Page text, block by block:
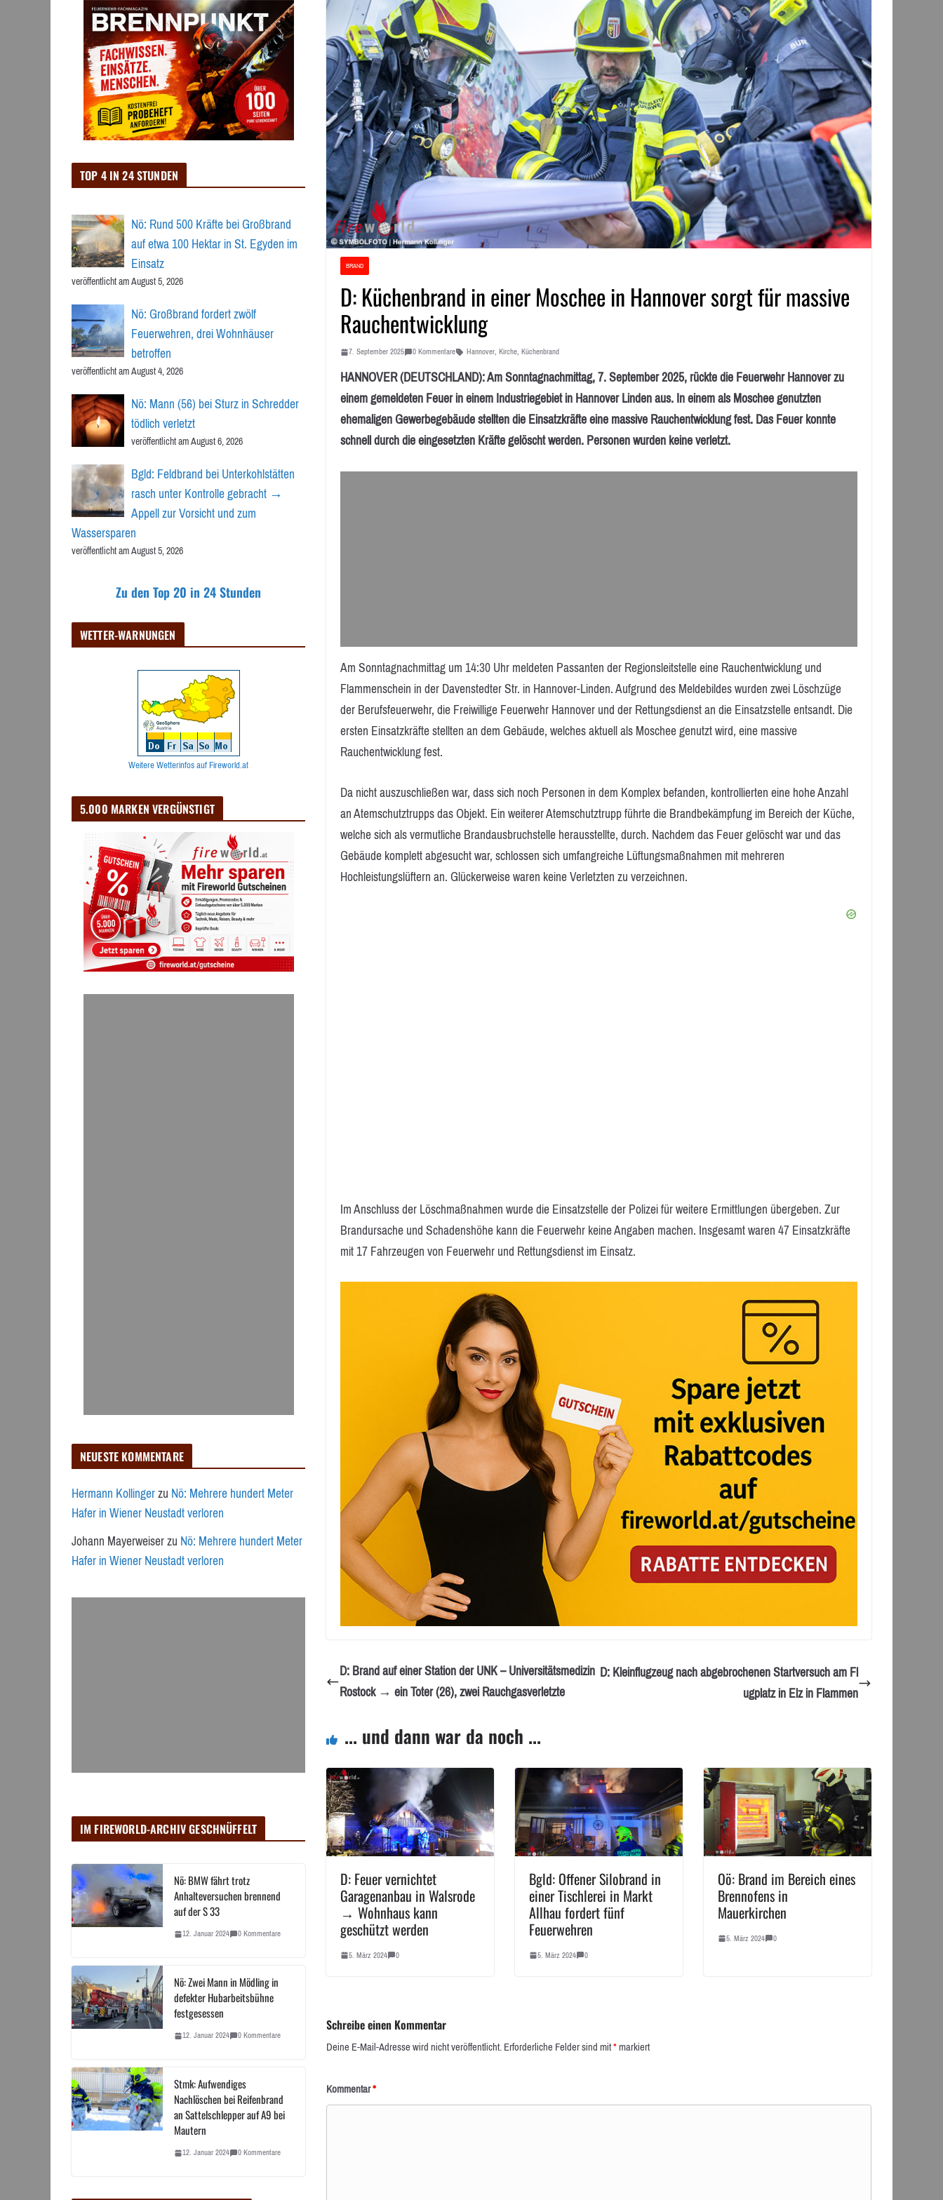
BRAND
D: Küchenbrand in einer Moschee in Hannover sorgt für massive
Rauchentwicklung
7. September 2025 0 Kommentare Hannover, Kirche, Küchenbrand
HANNOVER (DEUTSCHLAND): Am Sonntagnachmittag, 7. September 2025, rückte die Feuerwehr Hannover zu
einem gemeldeten Feuer in einem Industriegebiet in Hannover Linden aus. In einem als Moschee genutzten
ehemaligen Gewerbegebäude stellten die Einsatzkräfte eine massive Rauchentwicklung fest. Das Feuer konnte
schnell durch die eingesetzten Kräfte gelöscht werden. Personen wurden keine verletzt.
Am Sonntagnachmittag um 14:30 Uhr meldeten Passanten der Regionsleitstelle eine Rauchentwicklung und
Flammenschein in der Davenstedter Str. in Hannover-Linden. Aufgrund des Meldebildes wurden zwei Löschzüge
der Berufsfeuerwehr, die Freiwillige Feuerwehr Hannover und der Rettungsdienst an die Einsatzstelle entsandt. Die
ersten Einsatzkräfte stellten an dem Gebäude, welches aktuell als Moschee genutzt wird, eine massive
Rauchentwicklung fest.
Da nicht auszuschließen war, dass sich noch Personen in dem Komplex befanden, kontrollierten eine hohe Anzahl
an Atemschutztrupps das Objekt. Ein weiterer Atemschutztrupp führte die Brandbekämpfung im Bereich der Küche,
welche sich als vermutliche Brandausbruchstelle herausstellte, durch. Nachdem das Feuer gelöscht war und das
Gebäude komplett abgesucht war, schlossen sich umfangreiche Lüftungsmaßnahmen mit mehreren
Hochleistungslüftern an. Glückerweise waren keine Verletzten zu verzeichnen.
Im Anschluss der Löschmaßnahmen wurde die Einsatzstelle der Polizei für weitere Ermittlungen übergeben. Zur
Brandursache und Schadenshöhe kann die Feuerwehr keine Angaben machen. Insgesamt waren 47 Einsatzkräfte
mit 17 Fahrzeugen von Feuerwehr und Rettungsdienst im Einsatz.
D: Brand auf einer Station der UNK – Universitätsmedizin
Rostock → ein Toter (26), zwei Rauchgasverletzte
D: Kleinflugzeug nach abgebrochenen Startversuch am Fl
ugplatz in Elz in Flammen
... und dann war da noch ...
D: Feuer vernichtet
Garagenanbau in Walsrode
→ Wohnhaus kann
geschützt werden
5. März 2024 0
Bgld: Offener Silobrand in
einer Tischlerei in Markt
Allhau fordert fünf
Feuerwehren
5. März 2024 0
Oö: Brand im Bereich eines
Brennofens in
Mauerkirchen
5. März 2024 0
Schreibe einen Kommentar
Deine E-Mail-Adresse wird nicht veröffentlicht.Erforderliche Felder sind mit*markiert
Kommentar*
TOP 4 IN 24 STUNDEN
Nö: Rund 500 Kräfte bei Großbrand
auf etwa 100 Hektar in St. Egyden im
Einsatz
veröffentlicht am August 5, 2026
Nö: Großbrand fordert zwölf
Feuerwehren, drei Wohnhäuser
betroffen
veröffentlicht am August 4, 2026
Nö: Mann (56) bei Sturz in Schredder
tödlich verletzt
veröffentlicht am August 6, 2026
Bgld: Feldbrand bei Unterkohlstätten
rasch unter Kontrolle gebracht →
Appell zur Vorsicht und zum
Wassersparen
veröffentlicht am August 5, 2026
Zu den Top 20 in 24 Stunden
WETTER-WARNUNGEN
Weitere Wetterinfos auf Fireworld.at
5.000 MARKEN VERGÜNSTIGT
NEUESTE KOMMENTARE
Hermann KollingerzuNö: Mehrere hundert Meter
Hafer in Wiener Neustadt verloren
Johann MayerweiserzuNö: Mehrere hundert Meter
Hafer in Wiener Neustadt verloren
IM FIREWORLD-ARCHIV GESCHNÜFFELT
Nö: BMW fährt trotz
Anhalteversuchen brennend
auf der S 33
12. Januar 2024 0 Kommentare
Nö: Zwei Mann in Mödling in
defekter Hubarbeitsbühne
festgesessen
12. Januar 2024 0 Kommentare
Stmk: Aufwendiges
Nachlöschen bei Reifenbrand
an Sattelschlepper auf A9 bei
Mautern
12. Januar 2024 0 Kommentare